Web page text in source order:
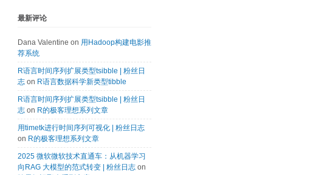
最新评论
Dana Valentine on 用Hadoop构建电影推
荐系统
R语言时间序列扩展类型tsibble | 粉丝日
志 on R语言数据科学新类型tibble
R语言时间序列扩展类型tsibble | 粉丝日
志 on R的极客理想系列文章
用timetk进行时间序列可视化 | 粉丝日志
on R的极客理想系列文章
2025 微软微软技术直通车：从机器学习
向RAG 大模型的范式转变 | 粉丝日志 on